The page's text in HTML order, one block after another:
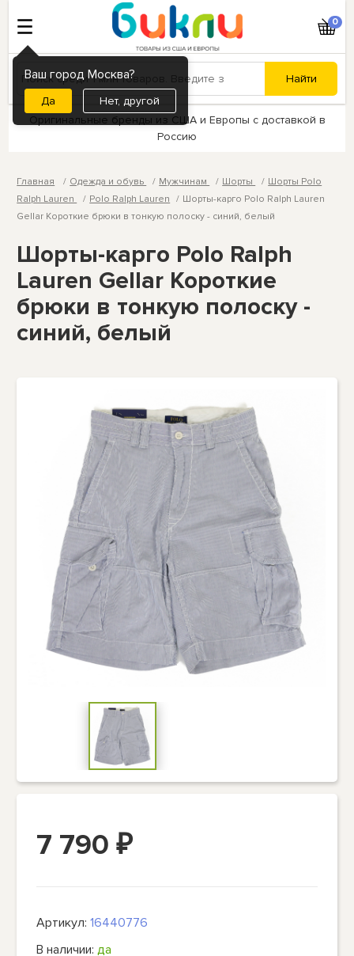
Ваш город Москва?
Нет, другой
0
Оригинальные бренды из США и Европы с доставкой в
Россию
Главная Одежда и обувь Мужчинам Шорты
Шорты Polo
Ralph Lauren
Polo Ralph Lauren
Шорты-карго Polo Ralph Lauren
Gellar Короткие брюки в тонкую полоску - синий, белый
Шорты-карго Polo Ralph
Lauren Gellar Короткие
брюки в тонкую полоску -
синий, белый
7 790₽
Артикул:16440776
В наличии:да